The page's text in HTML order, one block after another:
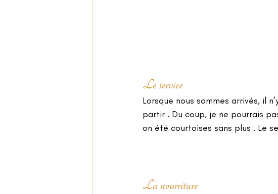
Le service
Lorsque nous sommes arrivés, il
partir . Du coup, je ne pourrais
on été courtoises sans plus . Le
La nourriture